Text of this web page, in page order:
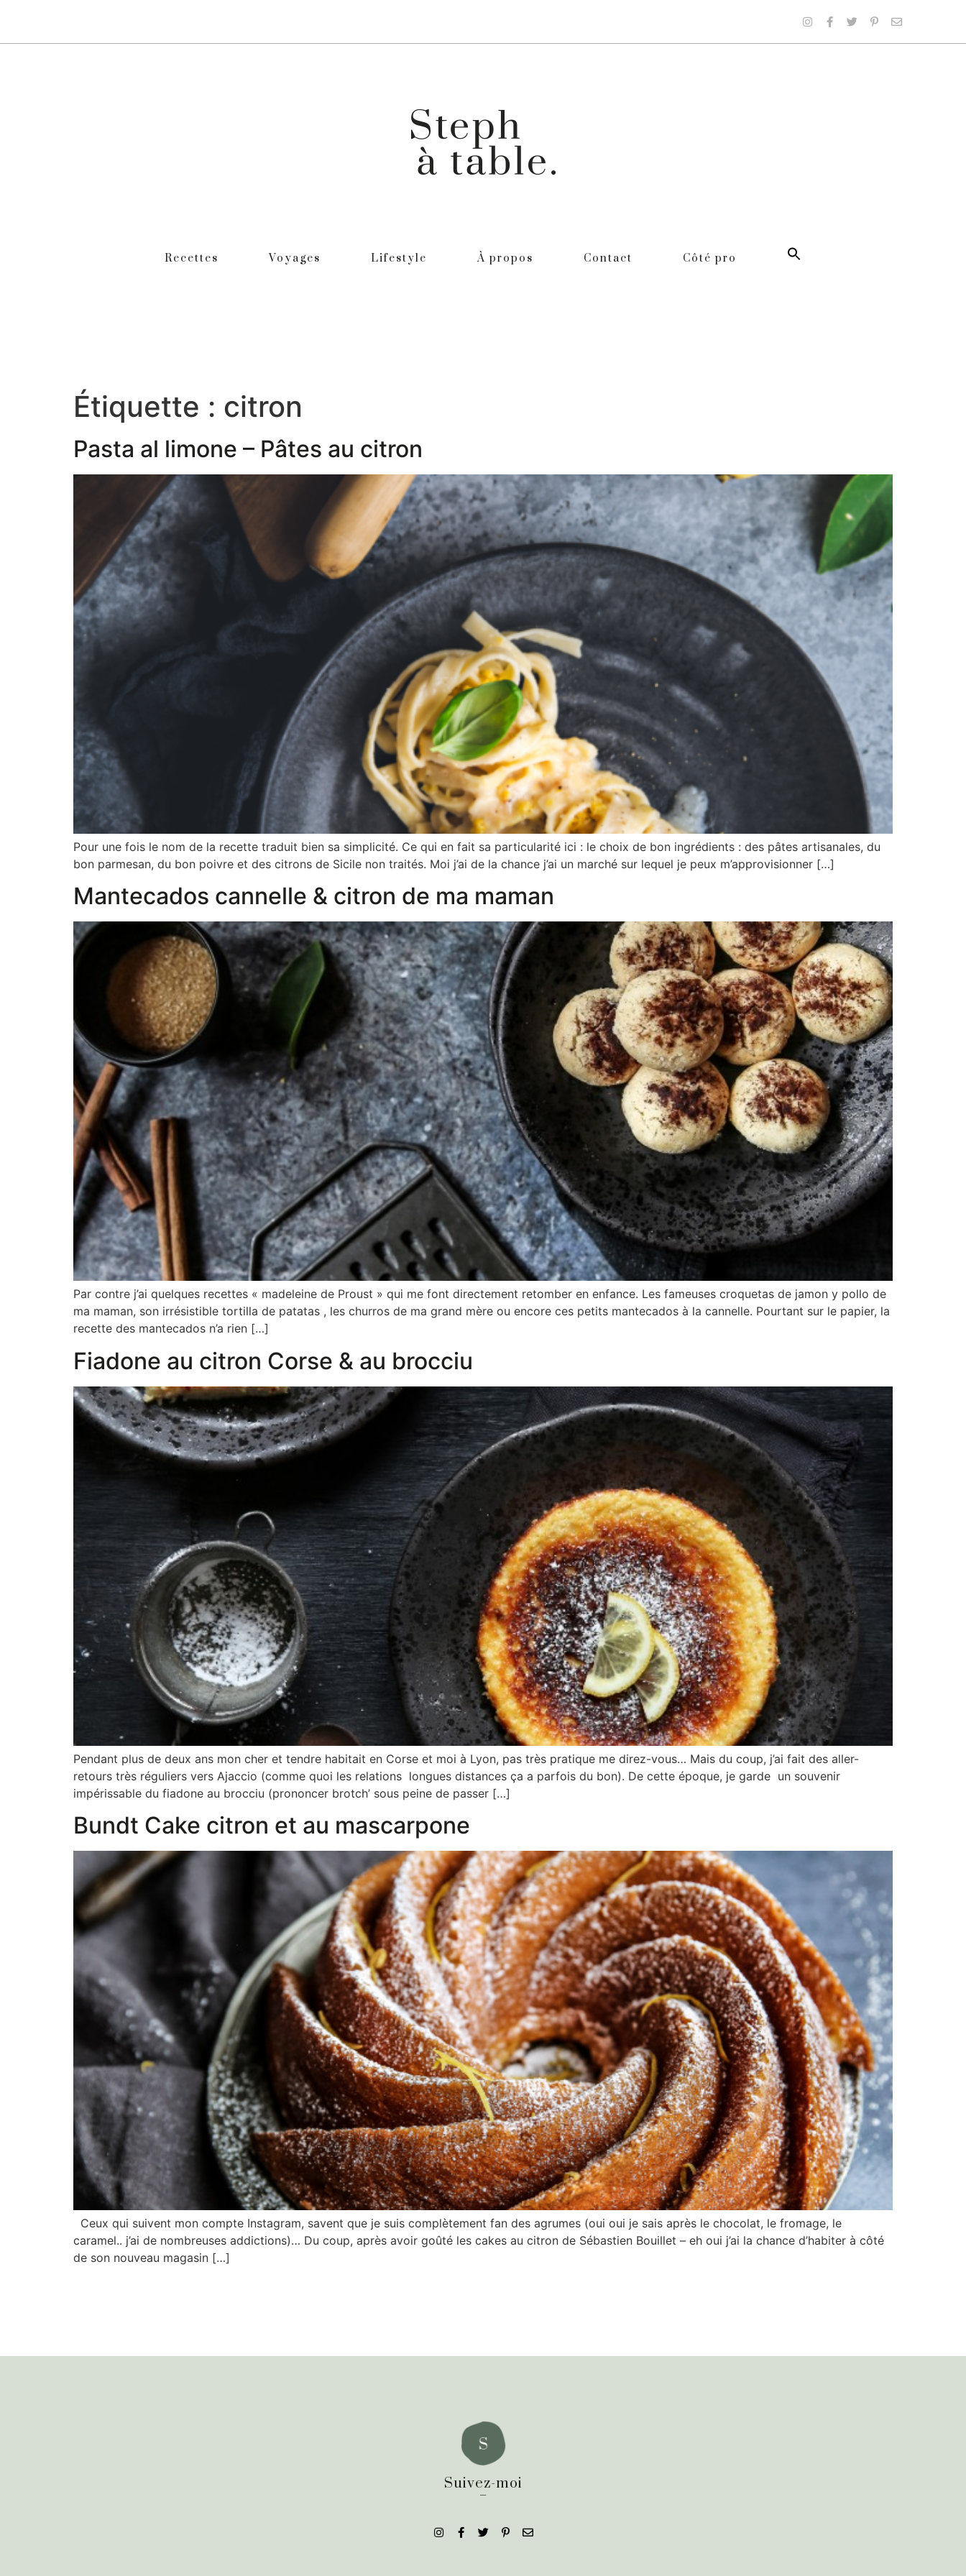
Recettes Voyages Lifestyle À propos Contact Côté pro
Étiquette : citron
Pasta al limone – Pâtes au citron
Pour une fois le nom de la recette traduit bien sa simplicité. Ce qui en fait sa particularité ici : le choix de bon ingrédients : des pâtes artisanales, du
bon parmesan, du bon poivre et des citrons de Sicile non traités. Moi j’ai de la chance j’ai un marché sur lequel je peux m’approvisionner […]
Mantecados cannelle & citron de ma maman
Par contre j’ai quelques recettes « madeleine de Proust » qui me font directement retomber en enfance. Les fameuses croquetas de jamon y pollo de
ma maman, son irrésistible tortilla de patatas , les churros de ma grand mère ou encore ces petits mantecados à la cannelle. Pourtant sur le papier, la
recette des mantecados n’a rien […]
Fiadone au citron Corse & au brocciu
Pendant plus de deux ans mon cher et tendre habitait en Corse et moi à Lyon, pas très pratique me direz-vous… Mais du coup, j’ai fait des aller-
retours très réguliers vers Ajaccio (comme quoi les relations longues distances ça a parfois du bon). De cette époque, je garde un souvenir
impérissable du fiadone au brocciu (prononcer brotch’ sous peine de passer […]
Bundt Cake citron et au mascarpone
Ceux qui suivent mon compte Instagram, savent que je suis complètement fan des agrumes (oui oui je sais après le chocolat, le fromage, le
caramel.. j’ai de nombreuses addictions)… Du coup, après avoir goûté les cakes au citron de Sébastien Bouillet – eh oui j’ai la chance d’habiter à côté
de son nouveau magasin […]
Suivez-moi
_